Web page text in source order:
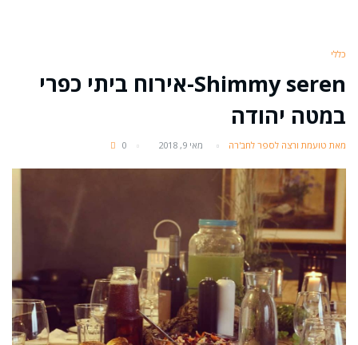
כללי
Shimmy seren-אירוח ביתי כפרי
במטה יהודה
מאת טועמת ורצה לספר לחב'רה מאי 9, 2018 0